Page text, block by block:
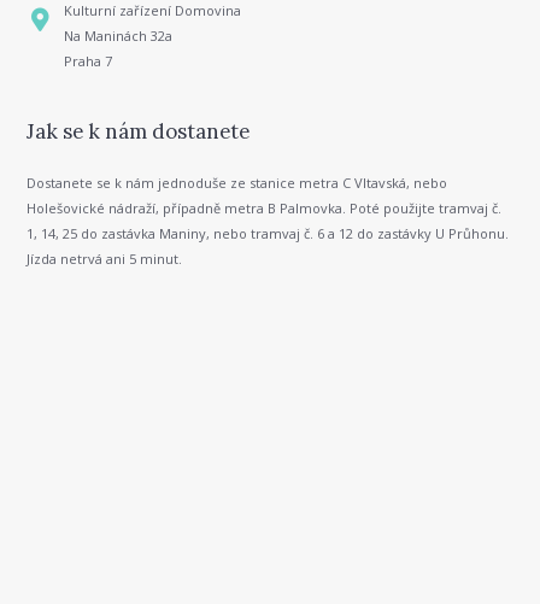
Kulturní zařízení Domovina
Na Maninách 32a
Praha 7
Jak se k nám dostanete
Dostanete se k nám jednoduše ze stanice metra C Vltavská, nebo
Holešovické nádraží, případně metra B Palmovka. Poté použijte tramvaj č.
1, 14, 25 do zastávka Maniny, nebo tramvaj č. 6 a 12 do zastávky U Průhonu.
Jízda netrvá ani 5 minut.